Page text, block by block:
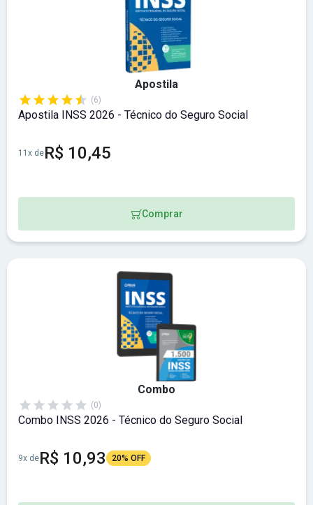
Apostila
(6)
Apostila INSS 2026 - Técnico do Seguro Social
11x deR$ 10,45
Comprar
Combo
(0)
Combo INSS 2026 - Técnico do Seguro Social
9x deR$ 10,93 20% OFF